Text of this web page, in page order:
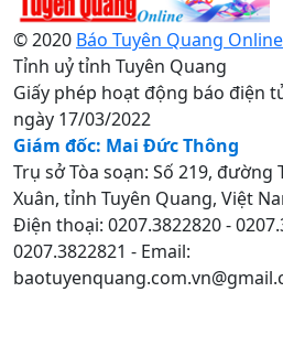
© 2020 Báo Tuyên Quang Online
Tỉnh uỷ tỉnh Tuyên Quang
Giấy phép hoạt động báo điện
ngày 17/03/2022
Giám đốc: Mai Đức Thông
Trụ sở Tòa soạn: Số 219,
Xuân, tỉnh Tuyên Quang, Việt
Điện thoại: 0207.3822820 -
0207.3822821 - Email: